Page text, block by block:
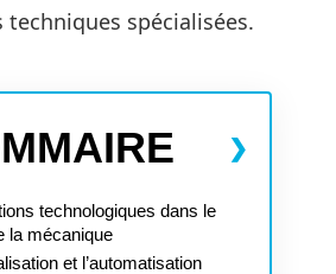
techniques spécialisées.
technologiques dans le
la mécanique
et l’automatisation